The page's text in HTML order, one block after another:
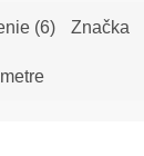
(6) Značka